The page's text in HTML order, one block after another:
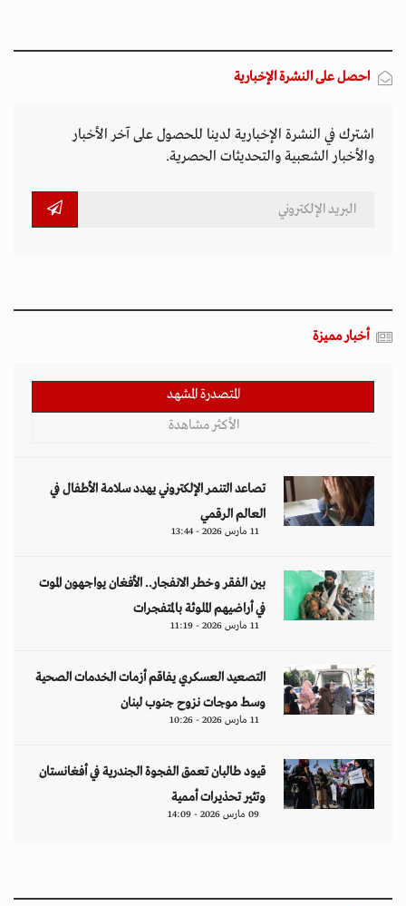
احصل على النشرة الإخبارية
اشترك في النشرة الإخبارية لدينا للحصول على آخر الأخبار
والأخبار الشعبية والتحديثات الحصرية.
أخبار مميزة
المتصدرة المشهد
الأكثر مشاهدة
تصاعد التنمر الإلكتروني يهدد سلامة الأطفال في
العالم الرقمي
11 مارس 2026 - 13:44
بين الفقر وخطر الانفجار.. الأفغان يواجهون الموت
في أراضيهم الملوثة بالمتفجرات
11 مارس 2026 - 11:19
التصعيد العسكري يفاقم أزمات الخدمات الصحية
وسط موجات نزوح جنوب لبنان
11 مارس 2026 - 10:26
قيود طالبان تعمق الفجوة الجندرية في أفغانستان
وتثير تحذيرات أممية
09 مارس 2026 - 14:09